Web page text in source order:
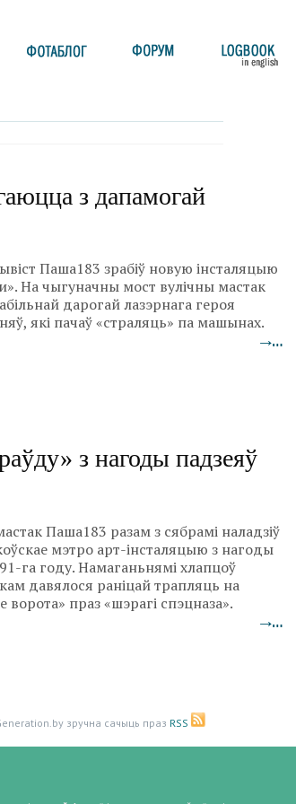
з дапамогай
Паша183 зрабіў новую інсталяцыю
На чыгуначны мост вулічны мастак
дарогай лазэрнага героя
які пачаў «страляць» па машынах.
→…
з нагоды падзеяў
Паша183 разам з сябрамі наладзіў
мэтро арт-інсталяцыю з нагоды
га году. Намаганьнямі хлапцоў
давялося раніцай трапляць на
праз «шэрагі спэцназа».
→…
зручна сачыць праз RSS